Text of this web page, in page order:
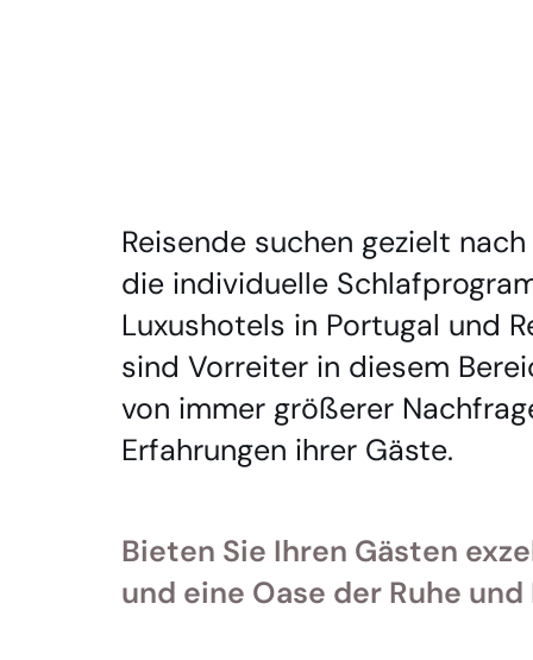
Reisende suchen gezielt
die individuelle
Luxushotels in Portugal und
sind Vorreiter in diesem
von immer größerer
Erfahrungen ihrer Gäste.
Bieten Sie Ihren Gästen
und eine Oase der Ruhe